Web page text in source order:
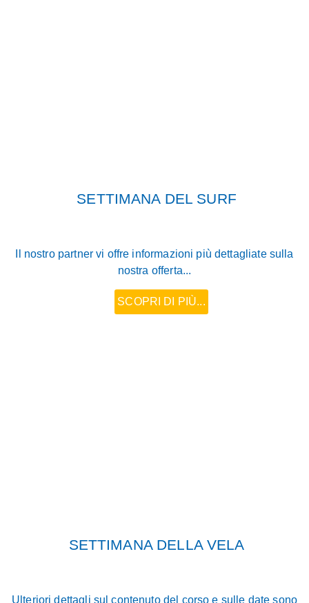
SETTIMANA DEL SURF
Il nostro partner vi offre informazioni più dettagliate sulla
nostra offerta...
SCOPRI DI PIÙ...
SETTIMANA DELLA VELA
Ulteriori dettagli sul contenuto del corso e sulle date sono